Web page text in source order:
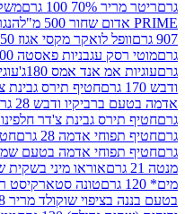
100 גרם
משקה PRIME צהוב אדום 500 מ"ל
הנגרי ג'ק
לואקר מקסי אגוז 50 גרם
טורטינה 21
עגבניות פאסטה 700 גרם
אנד אמס 180ג'
עוגיות באונטי 180ג'
חטיף תירס גבינת צ'דר וגבינה כחולה
ודבש 28 גרם
גבינת צ'דר חלפינו 170 גרם
אדמה 28 גרם
אדמה בטעם שמנת בצל 28 גרם
אוראו מיני בשקית שוקו 61.3 גרם
טונה סטארקיסט רביעיות שמן צמחי*
שוקולד מריר 238 גרם